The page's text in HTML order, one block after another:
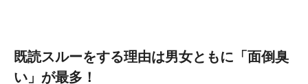
既読スルーをする理由は男女ともに「面倒臭
い」が最多！